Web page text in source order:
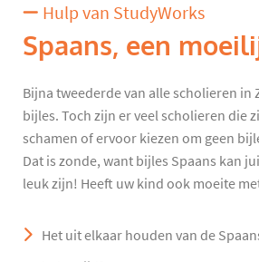
Hulp van StudyWorks
Spaans, een
Bijna tweederde van alle scholieren
bijles. Toch zijn er veel scholieren die
schamen of ervoor kiezen om geen
Dat is zonde, want bijles Spaans kan
leuk zijn! Heeft uw kind ook moeite
Het uit elkaar houden van de